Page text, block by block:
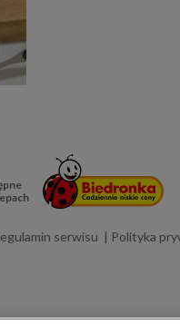
serwisu Polityka